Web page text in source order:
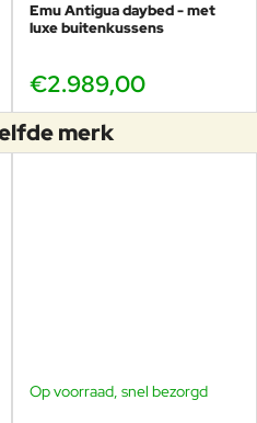
Emu Antigua daybed - met
luxe buitenkussens
€2.989,00
merk
-18%
Op voorraad, snel bezorgd